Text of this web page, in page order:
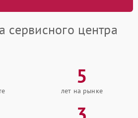
сервисного центра
5
лет на рынке